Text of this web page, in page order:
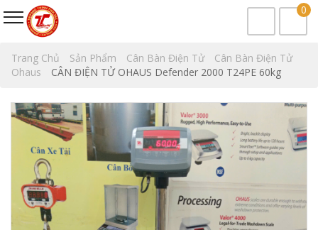
0
Trang Chủ Sản Phẩm Cân Bàn Điện Tử
Cân Bàn Điện Tử
Ohaus
CÂN ĐIỆN TỬ OHAUS Defender 2000 T24PE 60kg